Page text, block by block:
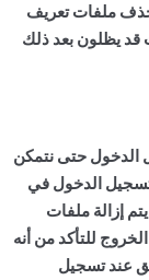
حذف ملفات تعريف
قد يظلون بعد ذلك
الدخول حتى نتمكن
الدخول في
إزالة ملفات
للتأكد من أنه
عند تسجيل